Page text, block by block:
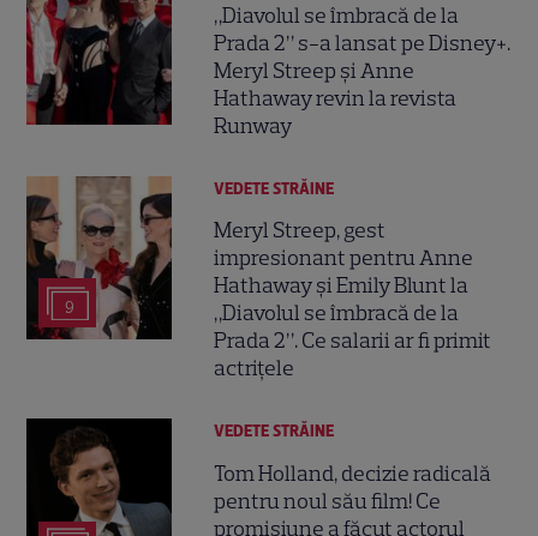
„Diavolul se îmbracă de la
Prada 2” s-a lansat pe Disney+.
Meryl Streep și Anne
Hathaway revin la revista
Runway
9
VEDETE STRĂINE
Meryl Streep, gest
impresionant pentru Anne
Hathaway și Emily Blunt la
„Diavolul se îmbracă de la
Prada 2”. Ce salarii ar fi primit
actrițele
VEDETE STRĂINE
Tom Holland, decizie radicală
pentru noul său film! Ce
promisiune a făcut actorul